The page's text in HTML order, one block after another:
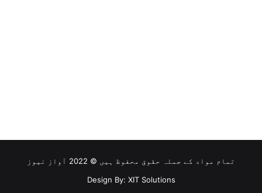
تمام مواد کے جملہ حقوق محفوظ ہیں © 2022 آواز نیوز
Design By: XIT Solutions